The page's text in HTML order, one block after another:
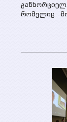
რომელიც
და მათი